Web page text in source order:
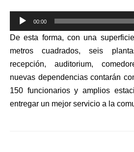
Reproductor
de
audio
00:00
De esta forma, con una
metros cuadrados, seis
recepción, auditorium,
nuevas dependencias contarán
150 funcionarios y amplios
entregar un mejor servicio a la